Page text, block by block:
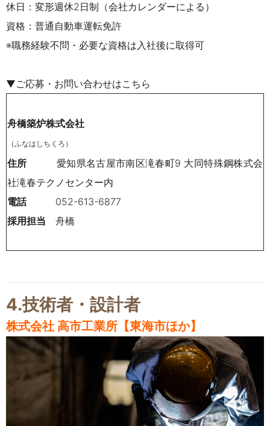
休日：変形週休2日制（会社カレンダーによる）
資格：普通自動車運転免許
※職務経験不問・必要な資格は入社後に取得可
▼ご応募・お問い合わせはこちら
舟橋築炉株式会社
（ふなはしちくろ）
住所 愛知県名古屋市南区滝春町9 大同特殊鋼株式会
社滝春テクノセンター内
電話052-613-6877
採用担当 舟橋
4.技術者・設計者
株式会社 高市工業所【東海市ほか】